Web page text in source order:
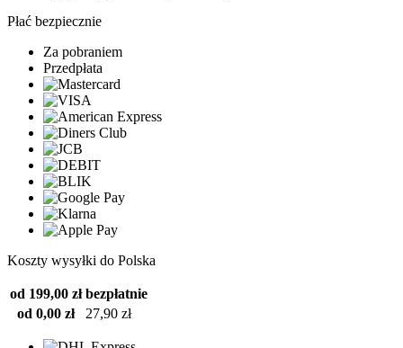
Płać bezpiecznie
Za pobraniem
Przedpłata
Koszty wysyłki do Polska
od 199,00 zł bezpłatnie
od 0,00 zł
27,90 zł